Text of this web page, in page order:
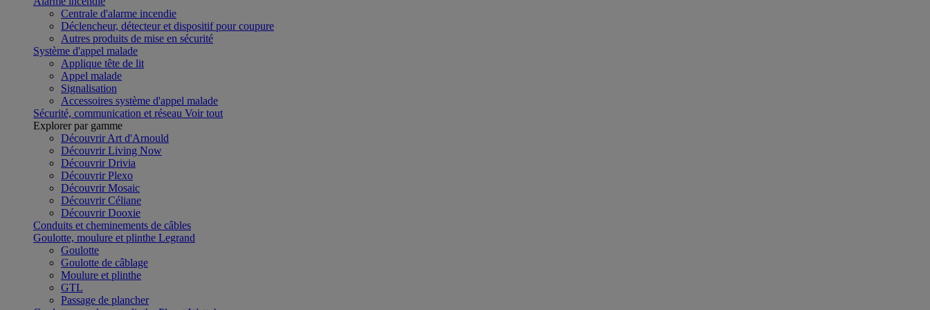
Centrale d'alarme incendie
Déclencheur, détecteur et dispositif pour coupure
Autres produits de mise en sécurité
Système d'appel malade
Applique tête de lit
Appel malade
Signalisation
Accessoires système d'appel malade
Sécurité, communication et réseau Voir tout
Explorer par gamme
Découvrir Art d'Arnould
Découvrir Living Now
Découvrir Drivia
Découvrir Plexo
Découvrir Mosaic
Découvrir Céliane
Découvrir Dooxie
Conduits et cheminements de câbles
Goulotte, moulure et plinthe Legrand
Goulotte
Goulotte de câblage
Moulure et plinthe
GTL
Passage de plancher